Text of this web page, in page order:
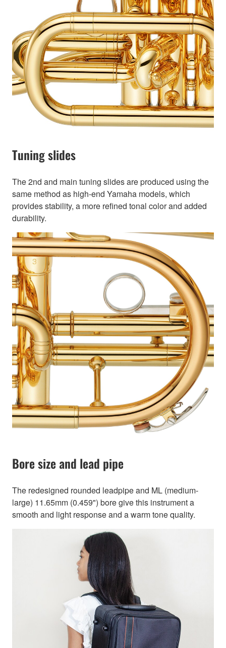
Tuning slides
The 2nd and main tuning slides are produced using the
same method as high-end Yamaha models, which
provides stability, a more refined tonal color and added
durability.
Bore size and lead pipe
The redesigned rounded leadpipe and ML (medium-
large) 11.65mm (0.459") bore give this instrument a
smooth and light response and a warm tone quality.